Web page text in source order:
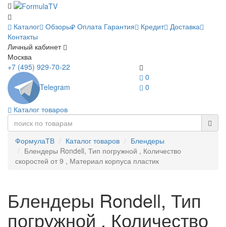
Каталог Обзоры Оплата Гарантия Кредит Доставка
Контакты
Личный кабинет
Москва
0
0
+7 (495) 929-70-22
Telegram
Каталог товаров
ФормулаТВ Каталог товаров
Блендеры
Блендеры Rondell, Тип погружной , Количество
скоростей от 9 , Материал корпуса пластик
Блендеры Rondell, Тип
погружной , Количество